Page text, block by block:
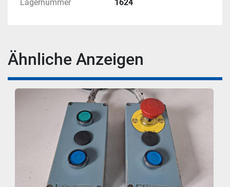
Lagernummer 1624
Ähnliche Anzeigen